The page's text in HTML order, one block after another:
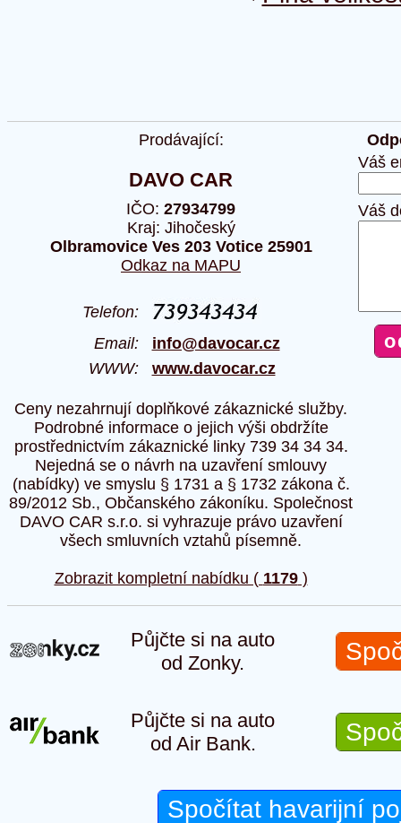
Prodávající:
DAVO CAR
IČO: 27934799
Kraj: Jihočeský
Olbramovice Ves 203 Votice 25901
Odkaz na MAPU
Telefon:
Email: info@davocar.cz
WWW: www.davocar.cz
Ceny nezahrnují doplňkové zákaznické služby.
Podrobné informace o jejich výši obdržíte
prostřednictvím zákaznické linky 739 34 34 34.
Nejedná se o návrh na uzavření smlouvy
(nabídky) ve smyslu § 1731 a § 1732 zákona č.
89/2012 Sb., Občanského zákoníku. Společnost
DAVO CAR s.r.o. si vyhrazuje právo uzavření
všech smluvních vztahů písemně.
Zobrazit kompletní nabídku ( 1179)
Váš
Váš
Půjčte si na auto
od Zonky.
Půjčte si na auto
od Air Bank.
Spočítat havarijní